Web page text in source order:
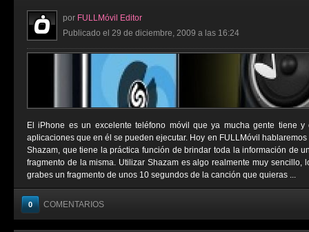
por FULLMóvil Editor
Publicado el 29 de diciembre, 2009 a las 16:24
El iPhone es un excelente teléfono móvil que ya mucha gente tiene
aplicaciones que en él se pueden ejecutar. Hoy en FULLMóvil
Shazam, que tiene la práctica función de brindar toda la información de
fragmento de la misma. Utilizar Shazam es algo realmente muy sencillo,
grabes un fragmento de unos 10 segundos de la canción que quieras ...
0 COMENTARIOS